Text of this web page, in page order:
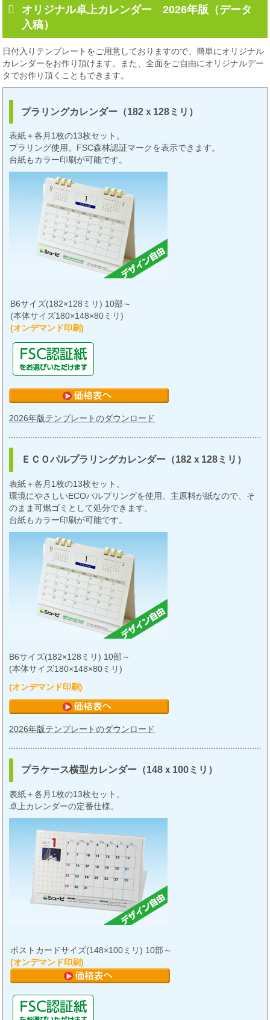
オリジナル卓上カレンダー 2026年版（データ
入稿）
日付入りテンプレートをご用意しておりますので、簡単にオリジナル
カレンダーをお作り頂けます。また、全面をご自由にオリジナルデー
タでお作り頂くこともできます。
プラリングカレンダー（182ｘ128ミリ）
表紙＋各月1枚の13枚セット。
プラリング使用。FSC森林認証マークを表示できます。
台紙もカラー印刷が可能です。
B6サイズ(182×128ミリ) 10部～
(本体サイズ180×148×80ミリ)
(オンデマンド印刷)
2026年版テンプレートのダウンロード
ＥＣＯパルプラリングカレンダー（182ｘ128ミリ）
表紙＋各月1枚の13枚セット。
環境にやさしいECOパルプリングを使用。主原料が紙なので、そ
のまま可燃ゴミとして処分できます。
台紙もカラー印刷が可能です。
B6サイズ(182×128ミリ) 10部～
(本体サイズ180×148×80ミリ)
(オンデマンド印刷)
2026年版テンプレートのダウンロード
プラケース横型カレンダー（148ｘ100ミリ）
表紙＋各月1枚の13枚セット。
卓上カレンダーの定番仕様。
ポストカードサイズ(148×100ミリ) 10部～
(オンデマンド印刷)